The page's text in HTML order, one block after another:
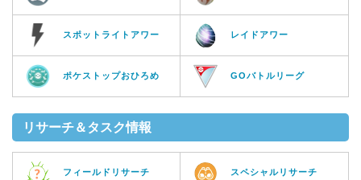
スポットライトアワー レイドアワー
ポケストップおひろめ GOバトルリーグ
リサーチ＆タスク情報
フィールドリサーチ スペシャルリサーチ